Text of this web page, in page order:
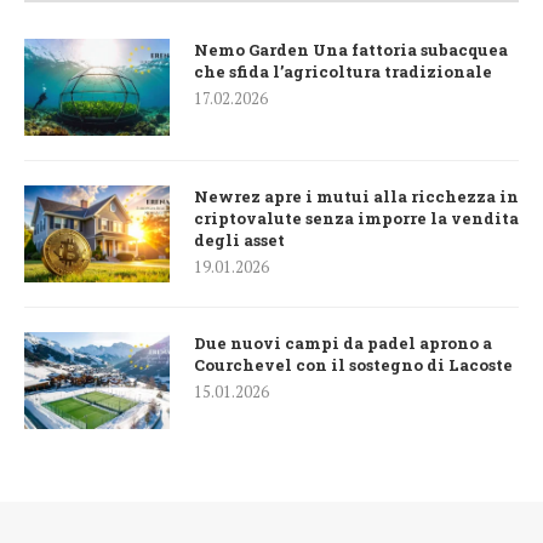
Nemo Garden Una fattoria subacquea
che sfida l’agricoltura tradizionale
17.02.2026
Newrez apre i mutui alla ricchezza in
criptovalute senza imporre la vendita
degli asset
19.01.2026
Due nuovi campi da padel aprono a
Courchevel con il sostegno di Lacoste
15.01.2026